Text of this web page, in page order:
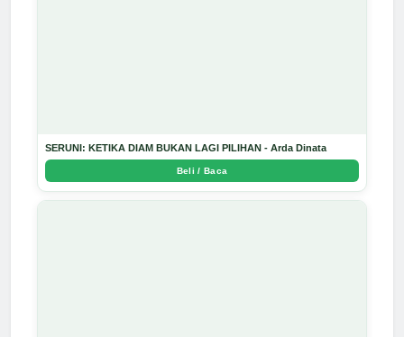
SERUNI: KETIKA DIAM BUKAN LAGI PILIHAN - Arda Dinata
Beli / Baca